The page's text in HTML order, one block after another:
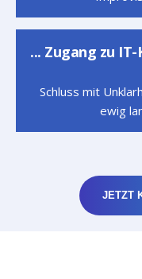
... Zugang zu
Schluss mit
ewig
JETZT